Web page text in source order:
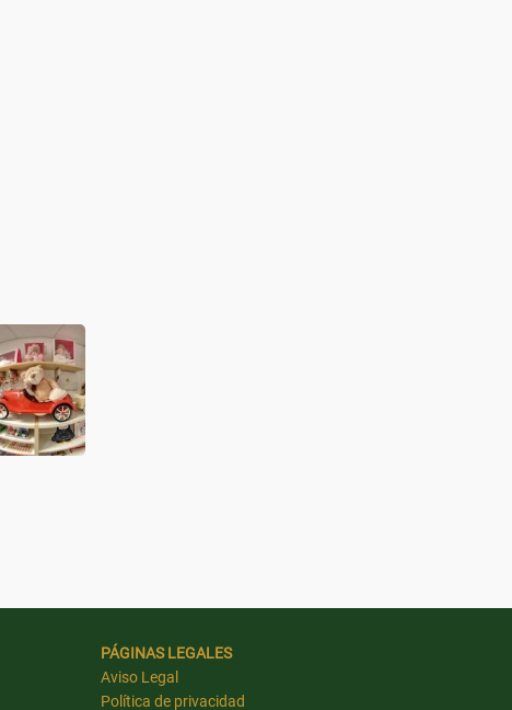
PÁGINAS LEGALES
Aviso Legal
Política de privacidad